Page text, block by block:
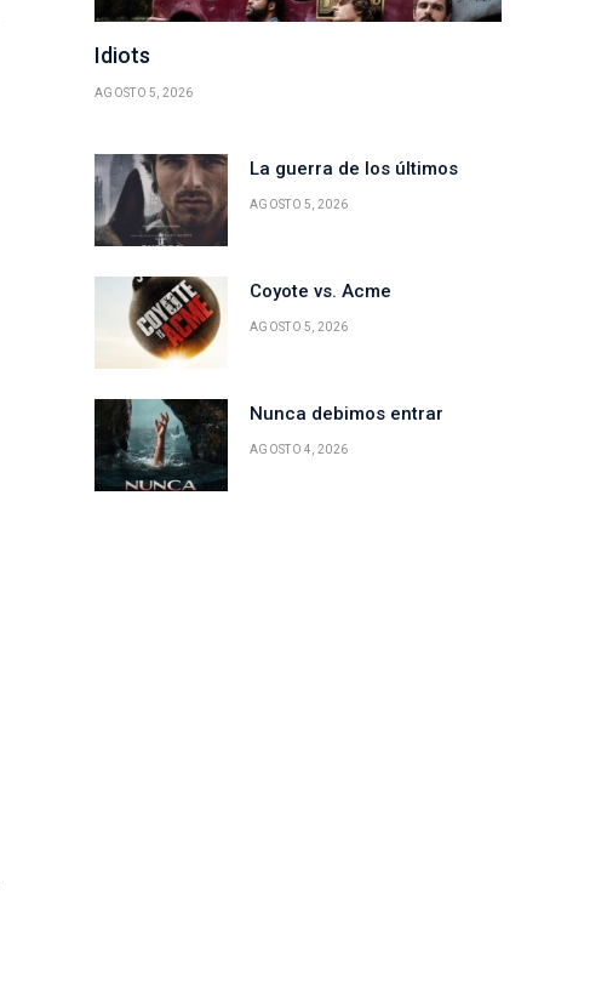
Idiots
AGOSTO 5, 2026
La guerra de los últimos
AGOSTO 5, 2026
Coyote vs. Acme
AGOSTO 5, 2026
Nunca debimos entrar
AGOSTO 4, 2026